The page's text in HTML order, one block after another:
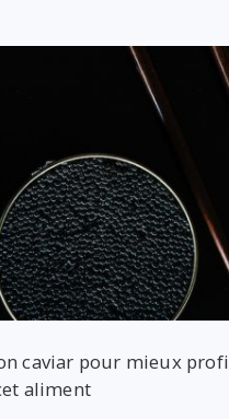
caviar pour mieux
aliment